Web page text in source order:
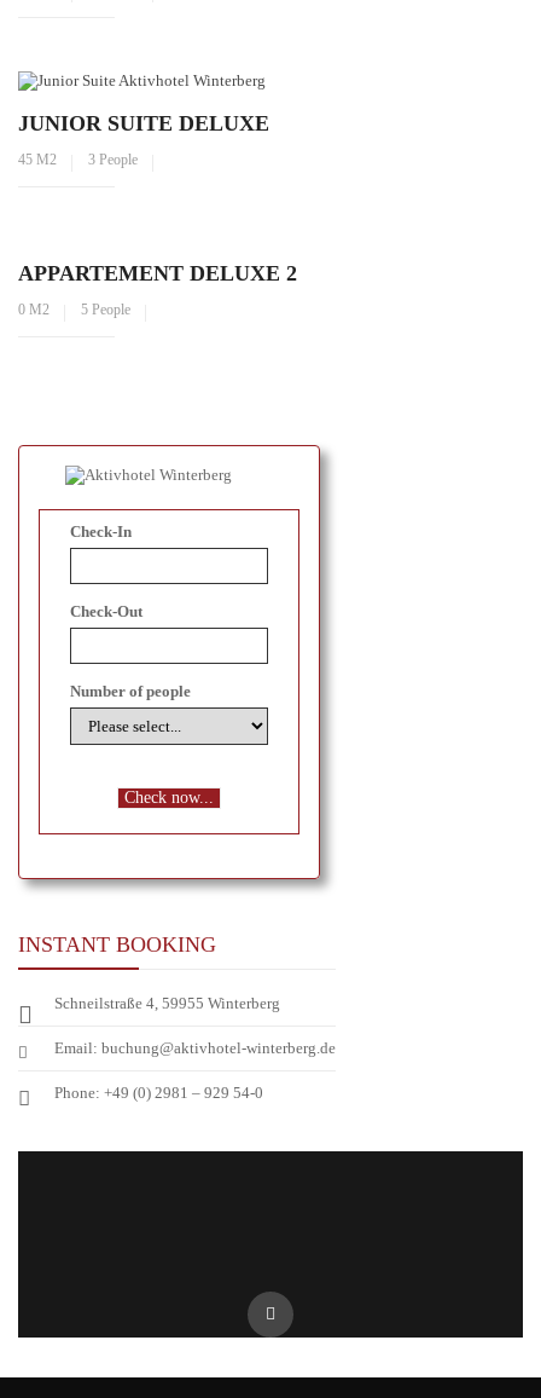
Check-In
Check-Out
Number of people
INSTANT BOOKING
Schneilstraße 4, 59955 Winterberg
Email: buchung@aktivhotel-winterberg.de
Phone: +49 (0) 2981 – 929 54-0
JUNIOR SUITE DELUXE
45 M2 3 People
APPARTEMENT DELUXE 2
0 M2 5 People